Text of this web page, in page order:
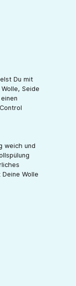
Du mit
Seide
weich und
Wolle